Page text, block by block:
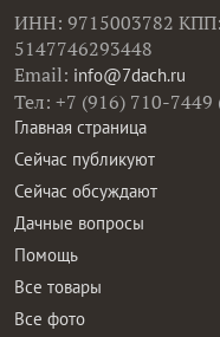
ИНН: 9715003782
5147746293448
Email: info@7dach.ru
Тел: +7 (916) 710-
Главная страница
Сейчас публикуют
Сейчас обсуждают
Дачные вопросы
Помощь
Все товары
Все фото